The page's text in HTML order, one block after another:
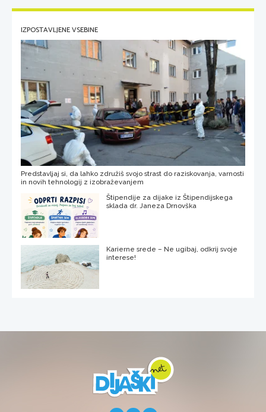
IZPOSTAVLJENE VSEBINE
Predstavljaj si, da lahko združiš svojo strast do raziskovanja, varnosti
in novih tehnologij z izobraževanjem
Štipendije za dijake iz Štipendijskega
sklada dr. Janeza Drnovška
Karierne srede – Ne ugibaj, odkrij svoje
interese!